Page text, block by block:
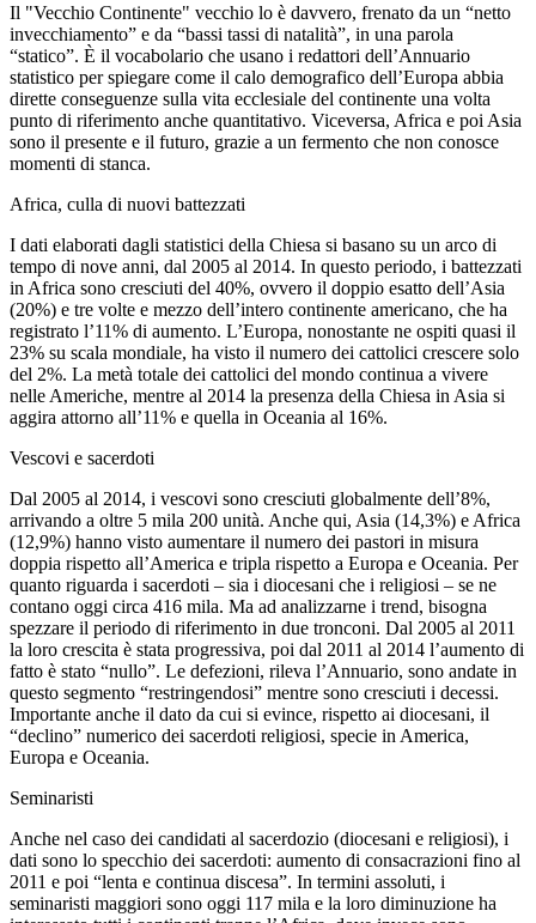
Il "Vecchio Continente" vecchio lo è davvero, frenato da un “netto
invecchiamento” e da “bassi tassi di natalità”, in una parola
“statico”. È il vocabolario che usano i redattori dell’Annuario
statistico per spiegare come il calo demografico dell’Europa abbia
dirette conseguenze sulla vita ecclesiale del continente una volta
punto di riferimento anche quantitativo. Viceversa, Africa e poi Asia
sono il presente e il futuro, grazie a un fermento che non conosce
momenti di stanca.
Africa, culla di nuovi battezzati
I dati elaborati dagli statistici della Chiesa si basano su un arco di
tempo di nove anni, dal 2005 al 2014. In questo periodo, i battezzati
in Africa sono cresciuti del 40%, ovvero il doppio esatto dell’Asia
(20%) e tre volte e mezzo dell’intero continente americano, che ha
registrato l’11% di aumento. L’Europa, nonostante ne ospiti quasi il
23% su scala mondiale, ha visto il numero dei cattolici crescere solo
del 2%. La metà totale dei cattolici del mondo continua a vivere
nelle Americhe, mentre al 2014 la presenza della Chiesa in Asia si
aggira attorno all’11% e quella in Oceania al 16%.
Vescovi e sacerdoti
Dal 2005 al 2014, i vescovi sono cresciuti globalmente dell’8%,
arrivando a oltre 5 mila 200 unità. Anche qui, Asia (14,3%) e Africa
(12,9%) hanno visto aumentare il numero dei pastori in misura
doppia rispetto all’America e tripla rispetto a Europa e Oceania. Per
quanto riguarda i sacerdoti – sia i diocesani che i religiosi – se ne
contano oggi circa 416 mila. Ma ad analizzarne i trend, bisogna
spezzare il periodo di riferimento in due tronconi. Dal 2005 al 2011
la loro crescita è stata progressiva, poi dal 2011 al 2014 l’aumento di
fatto è stato “nullo”. Le defezioni, rileva l’Annuario, sono andate in
questo segmento “restringendosi” mentre sono cresciuti i decessi.
Importante anche il dato da cui si evince, rispetto ai diocesani, il
“declino” numerico dei sacerdoti religiosi, specie in America,
Europa e Oceania.
Seminaristi
Anche nel caso dei candidati al sacerdozio (diocesani e religiosi), i
dati sono lo specchio dei sacerdoti: aumento di consacrazioni fino al
2011 e poi “lenta e continua discesa”. In termini assoluti, i
seminaristi maggiori sono oggi 117 mila e la loro diminuzione ha